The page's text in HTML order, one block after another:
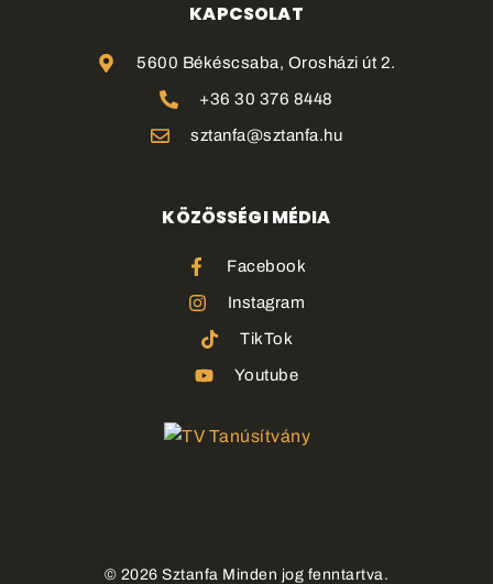
KAPCSOLAT
5600 Békéscsaba, Orosházi út 2.
+36 30 376 8448
sztanfa@sztanfa.hu
KÖZÖSSÉGI MÉDIA
Facebook
Instagram
TikTok
Youtube
© 2026 Sztanfa Minden jog fenntartva.